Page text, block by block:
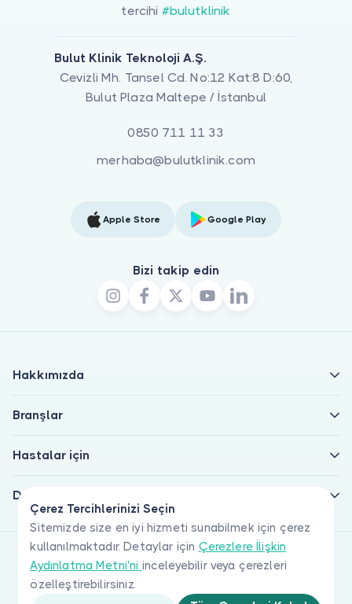
Çerez Tercihlerinizi Seçin
Sitemizde size en iyi hizmeti sunabilmek için çerez
kullanılmaktadır. Detaylar için Çerezlere İlişkin
Aydınlatma Metni'ni inceleyebilir veya çerezleri
özelleştirebilirsiniz.
tercihi #bulutklinik
Bulut Klinik Teknoloji A.Ş.
Cevizli Mh. Tansel Cd. No:12 Kat:8 D:60,
Bulut Plaza Maltepe / İstanbul
0850 711 11 33
merhaba@bulutklinik.com
Apple Store Google Play
Bizi takip edin
Hakkımızda
Branşlar
Hastalar için
Doktorlar için